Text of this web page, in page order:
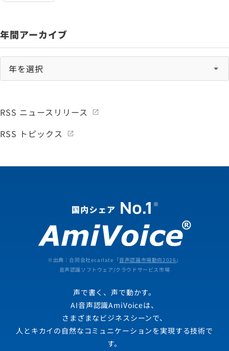
年間アーカイブ
RSS ニュースリリース
RSS トピックス
※出典：合同会社ecarlate「音声認識市場動向2026 」
音声認識ソフトウェア/クラウドサービス市場
声で書く、声で動かす。
AI音声認識AmiVoiceは、
さまざまなビジネスシーンで、
人とキカイの自然なコミュニケーションを実現する技術で
す。